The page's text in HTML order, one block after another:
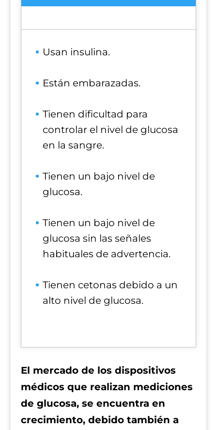
Usan insulina.
Están embarazadas.
Tienen dificultad para
controlar el nivel de glucosa
en la sangre.
Tienen un bajo nivel de
glucosa.
Tienen un bajo nivel de
glucosa sin las señales
habituales de advertencia.
Tienen cetonas debido a un
alto nivel de glucosa.
El mercado de los dispositivos
médicos que realizan mediciones
de glucosa, se encuentra en
crecimiento, debido también a